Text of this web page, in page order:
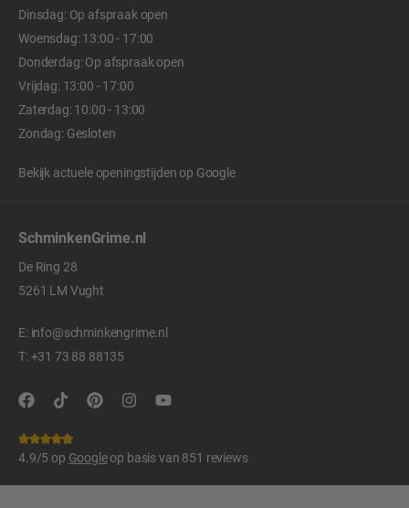
Dinsdag: Op afspraak open
Woensdag: 13:00 - 17:00
Donderdag: Op afspraak open
Vrijdag: 13:00 - 17:00
Zaterdag: 10:00 - 13:00
Zondag: Gesloten
Bekijk actuele openingstijden op Google
SchminkenGrime.nl
De Ring 28
5261 LM Vught
E: info@schminkengrime.nl
T:+31 73 88 88135
4.9/5 op Googleop basis van 851 reviews